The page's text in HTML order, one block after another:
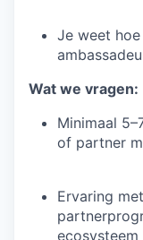
Je weet
Wat we vragen:
Minimaal
of partner
Ervaring